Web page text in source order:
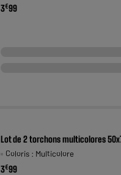
3€99
Lot de 2 torchons multicolores
Coloris : Multicolore
3€99